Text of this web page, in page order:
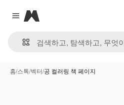
Close menu
Magnific
홈/스톡/벡터/공 컬러링 책 페이지